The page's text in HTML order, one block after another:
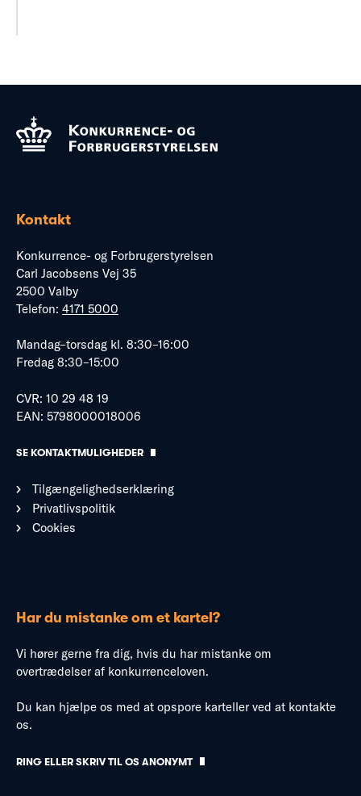
Kontakt
Konkurrence- og Forbrugerstyrelsen
Carl Jacobsens Vej 35
2500 Valby
Telefon: 4171 5000
Mandag–torsdag kl. 8:30–16:00
Fredag 8:30–15:00
CVR: 10 29 48 19
EAN: 5798000018006
SE KONTAKTMULIGHEDER
Tilgængelighedserklæring
Privatlivspolitik
Cookies
Har du mistanke om et kartel?
Vi hører gerne fra dig, hvis du har mistanke om
overtrædelser af konkurrenceloven.
Du kan hjælpe os med at opspore karteller ved at kontakte
os.
RING ELLER SKRIV TIL OS ANONYMT